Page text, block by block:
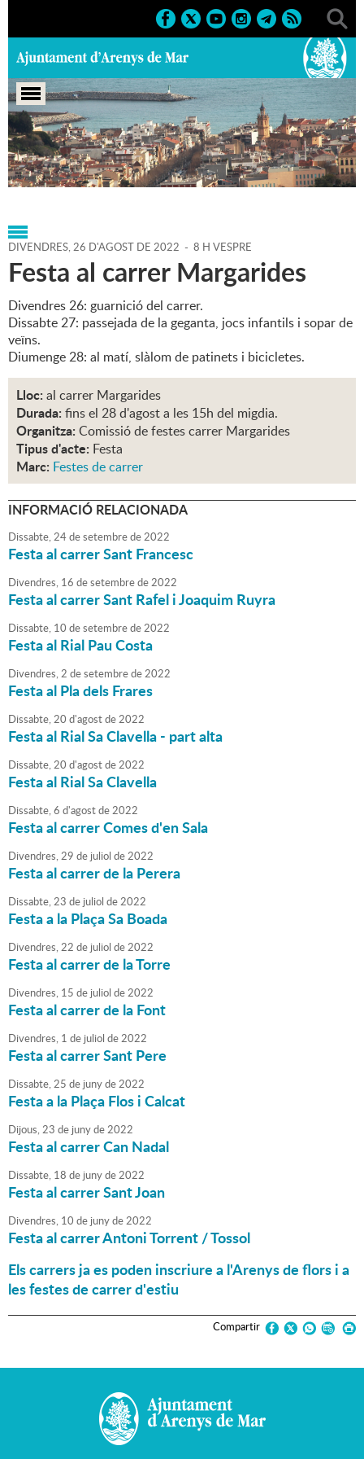
Portada > Agenda > 26-08-
2022 > Marcs > Culturals > 2022 > Festes de carrer
DIVENDRES,26 D'AGOST DE 2022 - 8 H VESPRE
Festa al carrer Margarides
Divendres 26: guarnició del carrer.
Dissabte 27: passejada de la geganta, jocs infantils i sopar de
veïns.
Diumenge 28: al matí, slàlom de patinets i bicicletes.
Lloc: al carrer Margarides
Durada: fins el 28 d'agost a les 15h del migdia.
Organitza: Comissió de festes carrer Margarides
Tipus d'acte: Festa
Marc: Festes de carrer
INFORMACIÓ RELACIONADA
Dissabte,24desetembrede2022
Festa al carrer Sant Francesc
Divendres, 16 desetembrede2022
Festa al carrer Sant Rafel i Joaquim Ruyra
Dissabte, 10 desetembrede2022
Festa al Rial Pau Costa
Divendres,2 desetembrede2022
Festa al Pla dels Frares
Dissabte,20 d'agostde2022
Festa al Rial Sa Clavella - part alta
Dissabte,20 d'agostde2022
Festa al Rial Sa Clavella
Dissabte,6 d'agostde2022
Festa al carrer Comes d'en Sala
Divendres,29 de juliol de2022
Festa al carrer de la Perera
Dissabte,23 de juliol de2022
Festa a la Plaça Sa Boada
Divendres,22 de juliol de2022
Festa al carrer de la Torre
Divendres, 15 de juliol de2022
Festa al carrer de la Font
Divendres, 1 de juliol de2022
Festa al carrer Sant Pere
Dissabte,25 de junyde2022
Festa a la Plaça Flos i Calcat
Dijous,23 de junyde2022
Festa al carrer Can Nadal
Dissabte, 18 de junyde2022
Festa al carrer Sant Joan
Divendres, 10 de junyde2022
Festa al carrer Antoni Torrent / Tossol
Els carrers ja es poden inscriure a l'Arenys de flors i a
les festes de carrer d'estiu
Compartir